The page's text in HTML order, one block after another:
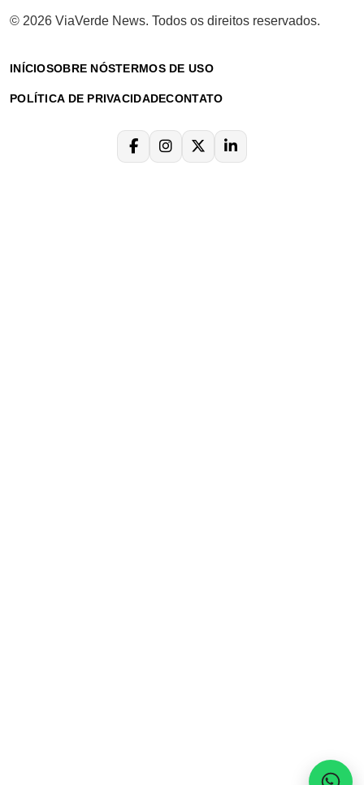
© 2026 ViaVerde News. Todos os direitos reservados.
INÍCIOSOBRE NÓSTERMOS DE USO
POLÍTICA DE PRIVACIDADECONTATO